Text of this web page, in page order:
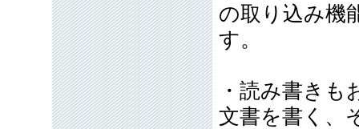
の取り込み機
す。
・読み書きも
文書を書く、